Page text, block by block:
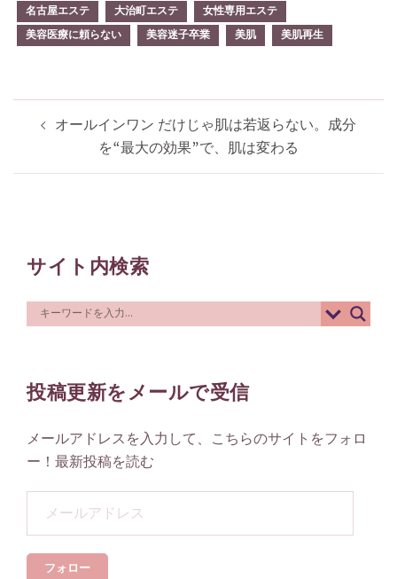
名古屋エステ
大治町エステ
女性専用エステ
美容医療に頼らない
美容迷子卒業 美肌 美肌再生
ナ
ー
シ
オールインワン だけじゃ肌は若返らない。成分
を“最大の効果”で、肌は変わる
サイト内検索
投稿更新をメールで受信
メールアドレスを入力して、こちらのサイトをフォロ
ー！最新投稿を読む
ル
フォロー